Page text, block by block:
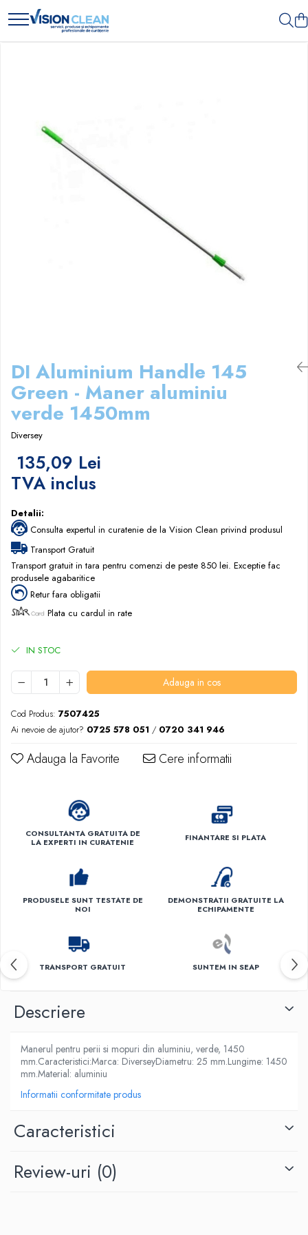
Toate Produsele
Aspiratoare industriale
Aspiratoare injectie - extractie
Aspiratoare profesionale de
Echipament de curatat cu presiune
Detergenti comerciali
Detergenti covoare, mochete,
tapiterii
Detergenti geamuri
Detergenti pardoseala
Detergenti rufe si tesaturi
Room Care
Dezinfectanti profesionali
Dezinfectanti maini
Dezinfectanti medicali profesionali
Dezinfectanti suprafete
Dispensere hartie igienica
Dispensere odorizante
Dispensere prosoape pliate (Z)
Dispensere pungi igiena feminina
Dispensere servetele masa,
servetele faciale
Dozatoare sapun lichid
Uscatoare de maini si par
Uscatoare de maini
Uscatoare de par
Crema de corp
Sampon si gel de dus
Sapun solid
Consumabile hartie
Acoperitori toaleta
Cearceaf hartie & cearceaf hartie
Prosoape hartie pliate
Role hartie industriala
DI Aluminium Handle 145
Green - Maner aluminiu
verde 1450mm
Diversey
135,09 Lei
TVA inclus
Detalii:
Consulta expertul in curatenie de la Vision Clean privind produsul
Transport Gratuit
Transport gratuit in tara pentru comenzi de peste 850 lei. Exceptie fac
produsele agabaritice
Retur fara obligatii
Plata cu cardul in rate
IN STOC
Adauga in cos
Cod Produs: 7507425
Ai nevoie de ajutor? 0725 578 051 / 0720 341 946
Adauga la Favorite Cere informatii
CONSULTANTA GRATUITA DE
LA EXPERTI IN CURATENIE
FINANTARE SI PLATA
PRODUSELE SUNT TESTATE DE
NOI
DEMONSTRATII GRATUITE LA
ECHIPAMENTE
TRANSPORT GRATUIT SUNTEM IN SEAP
Descriere
Manerul pentru perii si mopuri din aluminiu, verde, 1450
mm.Caracteristici:Marca: DiverseyDiametru: 25 mm.Lungime: 1450
mm.Material: aluminiu
Informatii conformitate produs
Caracteristici
Review-uri (0)